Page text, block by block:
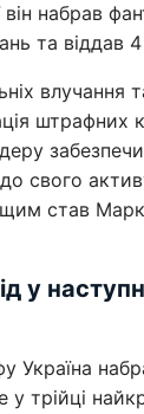
набрав
та віддав 4
влучання
штрафних
свого
став
у
Україна
у трійці